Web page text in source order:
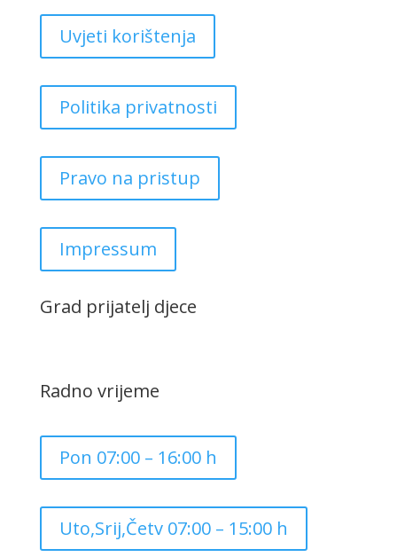
Uvjeti korištenja
Politika privatnosti
Pravo na pristup
Impressum
Grad prijatelj djece
Radno vrijeme
Pon 07:00 – 16:00 h
Uto,Srij,Četv 07:00 – 15:00 h